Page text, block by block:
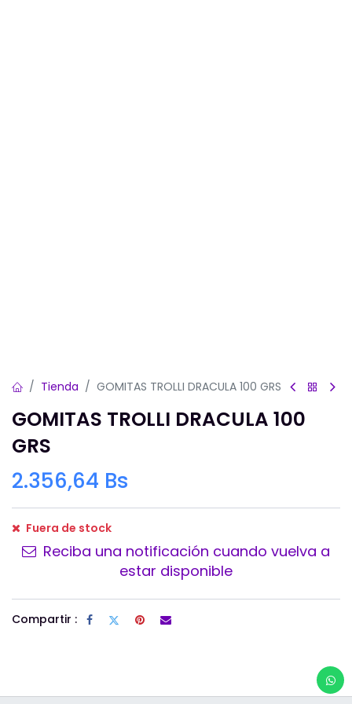
Tienda GOMITAS TROLLI DRACULA 100 GRS
GOMITAS TROLLI DRACULA 100
GRS
2.356,64 Bs
Fuera de stock
Reciba una notificación cuando vuelva a
estar disponible
Compartir :